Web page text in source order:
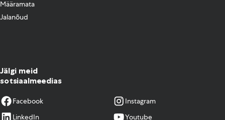
Määramata
Jalanõud
Jälgi meid
sotsiaalmeedias
Facebook
Instagram
LinkedIn
Youtube